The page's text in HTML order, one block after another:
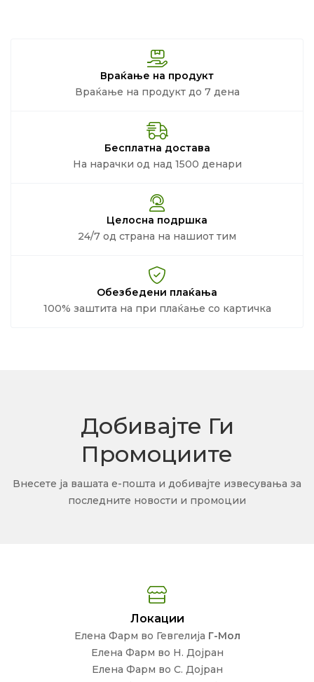
Враќање на продукт
Враќање на продукт до 7 дена
Бесплатна достава
На нарачки од над 1500 денари
Целосна подршка
24/7 од страна на нашиот тим
Обезбедени плаќања
100% заштита на при плаќање со картичка
Добивајте Ги
Промоциите
Внесете ја вашата е-пошта и добивајте извесувања за
последните новости и промоции
Локации
Елена Фарм во Гевгелија Г-Мол
Елена Фарм во Н. Дојран
Елена Фарм во С. Дојран